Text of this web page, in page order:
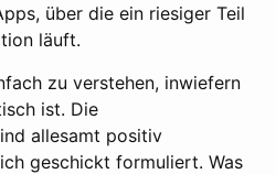
über die ein riesiger Teil
läuft.
zu verstehen, inwiefern
ist. Die
allesamt positiv
geschickt formuliert. Was